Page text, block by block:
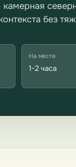
без
На месте
1-2 часа